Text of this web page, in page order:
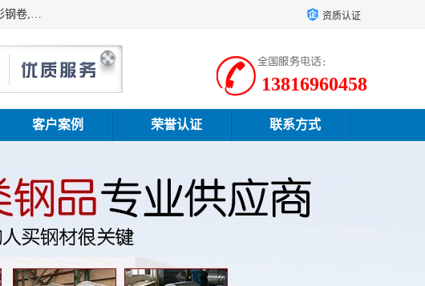
上海志辰实业有限公司主要经销:上海宝钢彩钢卷（宝钢总厂）台湾氟碳彩钢板,烨辉彩钢板,宝钢彩钢板,宝钢彩涂板,宝钢彩钢卷,马钢彩钢板,马钢彩钢卷,镀铝锌钢板,PVDF彩钢板,台湾烨辉彩钢板,高耐候彩钢板,硅改性彩钢板,规格齐全。 资质认证
13816960458
客户案例 荣誉认证 联系方式